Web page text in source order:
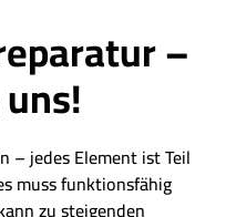
–
– jedes Element ist Teil
muss funktionsfähig
zu steigenden